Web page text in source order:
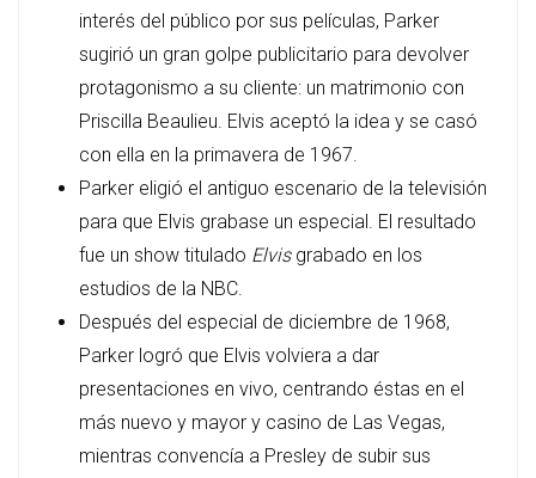
interés del público por sus películas, Parker
sugirió un gran golpe publicitario para devolver
protagonismo a su cliente: un matrimonio con
Priscilla Beaulieu. Elvis aceptó la idea y se casó
con ella en la primavera de 1967.
Parker eligió el antiguo escenario de la televisión
para que Elvis grabase un especial. El resultado
fue un show titulado Elvisgrabado en los
estudios de la NBC.
Después del especial de diciembre de 1968,
Parker logró que Elvis volviera a dar
presentaciones en vivo, centrando éstas en el
más nuevo y mayor y casino de Las Vegas,
mientras convencía a Presley de subir sus